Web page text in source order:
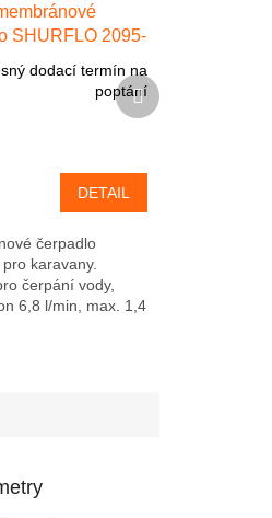
SHURFLO 2095-
bar, 12 V DC
dodací termín na
poptání
DETAIL
čerpadlo
pro karavany.
čerpání vody,
6,8 l/min, max. 1,4
Další
produkt